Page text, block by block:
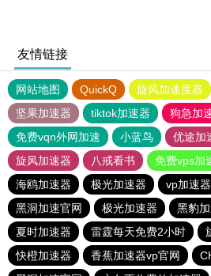
友情链接
网站地图 QuickQ 旋风加速度器
坚果加速器
tiktok加速器
狗急加
免费vqn外网加速
小蓝鸟 优途加
旋风加速器
八戒看书
免费vps加
海鸥加速器
极光加速器 vp加速器
黑洞加速官网
极光加速器 黑豹
夏时加速器
雷霆每天免费2小时
快橙加速器
香蕉加速器vp官网